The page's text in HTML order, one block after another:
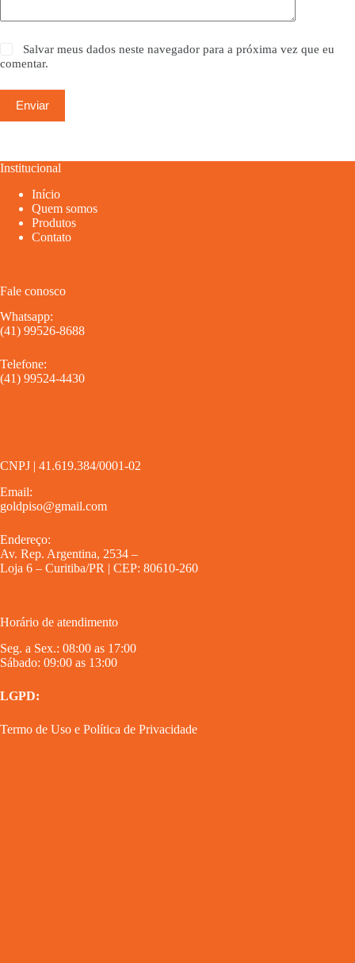
Salvar meus dados neste navegador para a próxima vez que eu
comentar.
Enviar
Institucional
Início
Quem somos
Produtos
Contato
Fale conosco
Whatsapp:
(41) 99526-8688
Telefone:
(41) 99524-4430
CNPJ | 41.619.384/0001-02
Email:
goldpiso@gmail.com
Endereço:
Av. Rep. Argentina, 2534 –
Loja 6 – Curitiba/PR | CEP: 80610-260
Horário de atendimento
Seg. a Sex.: 08:00 as 17:00
Sábado: 09:00 as 13:00
LGPD:
Termo de Uso e Política de Privacidade